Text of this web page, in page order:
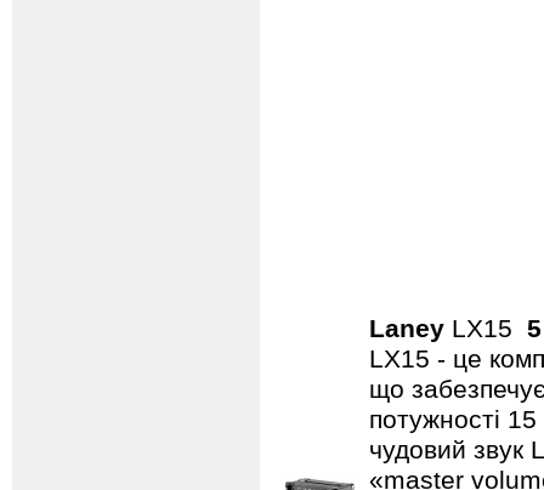
Laney LX15
LX15 - це
що
потужності
чудовий звук
«master